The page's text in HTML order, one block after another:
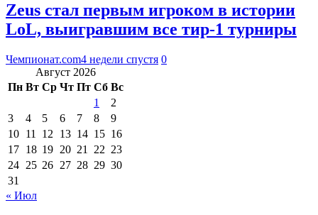
Zeus стал первым игроком в истории
LoL, выигравшим все тир-1 турниры
Чемпионат.com4 недели спустя 0
Август 2026
Пн Вт Ср Чт Пт Сб Вс
1
2
3
4 5 6 7 8
9
10 11 12 13 14 15 16
17 18 19 20 21 22 23
24 25 26 27 28 29 30
31
« Июл